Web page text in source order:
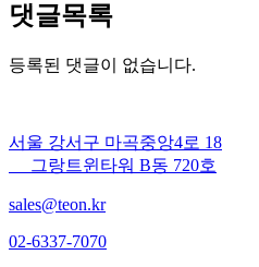
댓글목록
등록된 댓글이 없습니다.
서울 강서구 마곡중앙4로 18
그랑트윈타워 B동 720호
sales@teon.kr
02-6337-7070